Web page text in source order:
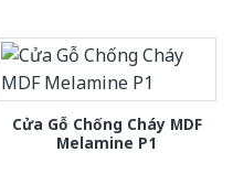
Cửa Gỗ Chống Cháy MDF
Melamine P1